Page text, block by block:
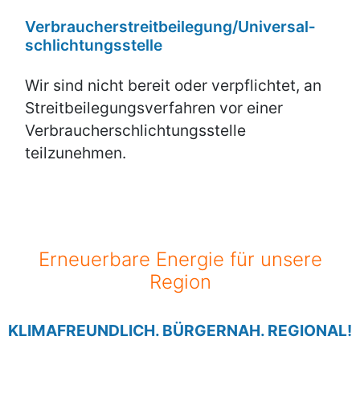
Verbraucher­streit­beilegung/Universal­
schlichtungs­stelle
Wir sind nicht bereit oder verpflichtet, an
Streitbeilegungsverfahren vor einer
Verbraucherschlichtungsstelle
teilzunehmen.
Erneuerbare Energie für unsere
Region
KLIMAFREUNDLICH. BÜRGERNAH. REGIONAL!